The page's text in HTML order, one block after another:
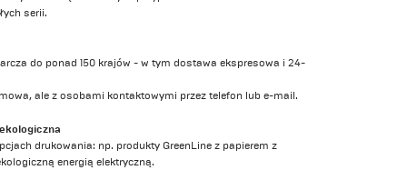
serii.
do ponad 150 krajów - w tym dostawa ekspresowa i 24-
ale z osobami kontaktowymi przez telefon lub e-mail.
drukowania: np. produkty GreenLine z papierem z
energią elektryczną.